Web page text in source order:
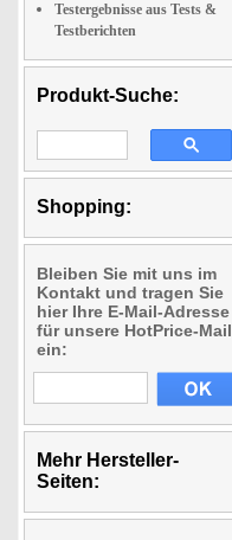
Testergebnisse aus Tests &
Testberichten
Produkt-Suche:
Shopping:
Bleiben Sie mit uns im
Kontakt und tragen Sie
hier Ihre E-Mail-Adresse
für unsere HotPrice-Mail
ein:
Mehr Hersteller-
Seiten: